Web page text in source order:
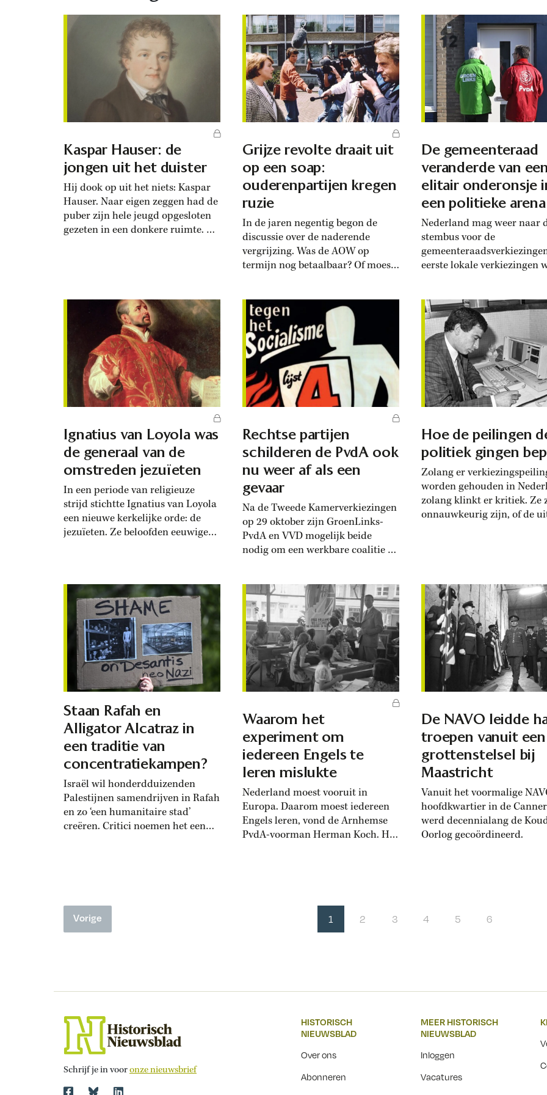
Kaspar Hauser: de
jongen uit het duister
Hij dook op uit het niets: Kaspar
Hauser. Naar eigen zeggen had de
puber zijn hele jeugd opgesloten
gezeten in een donkere ruimte. De
raadsel van zijn tijd, onbekend
zijn geboorte, duister zijn dood’,
Grijze revolte draait uit
op een soap:
ouderenpartijen kregen
ruzie
In de jaren negentig begon de
discussie over de naderende
vergrijzing. Was de AOW op
termijn nog betaalbaar? Of moest
ontstond kwamen twee
ouderenpartijen op – en gingen
weer ten onder. Een wave ging
door het Philips-stadion in
Eindhoven. Maar het voetbal van
PSV gaf daar in...
De gemeenteraad
veranderde van
elitair onderonsje
een politieke arena
Nederland mag weer naar
stembus voor de
eerste lokale verkiezingen
kwamen opdagen. Maar in
loop van de twintigste eeuw
de gemeente steeds
en de stembusstrijd steeds
Voorafgaand aan de lokale
verkiezingen van 1927
communistische
gemeenteraadslid Meijer
Ignatius van Loyola was
de generaal van de
omstreden jezuïeten
In een periode van religieuze
strijd stichtte Ignatius van Loyola
een nieuwe kerkelijke orde: de
jezuïeten. Ze beloofden eeuwige
wereldlijke heersers kregen ze ook
veel macht – en dat riep
weerstand op. Inigo Lopéz van
Loyola las het liefst ridderromans
over strijdbare edelmannen en
aantrekkelijke...
Rechtse partijen
schilderen de PvdA ook
nu weer af als een
gevaar
Na de Tweede Kamerverkiezingen
op 29 oktober zijn GroenLinks-
PvdA en VVD mogelijk beide
nodig om een werkbare coalitie te
voelt voor de linkse ‘radicale
krachten’. Rechtse partijen hebben
links vaker verketterd, maar ze
zijn er dikwijls mee gaan regeren.
CDA-leider Maxime Verhagen
verwees in 2010...
Hoe de peilingen
politiek gingen
Zolang er
worden gehouden in
zolang klinkt er kritiek. Ze
onnauwkeurig zijn, of de
behaalde de PVV de
decennia geregeld meer
de peilingen vooraf hadden
voorspeld. Analisten...
Staan Rafah en
Alligator Alcatraz in
een traditie van
concentratiekampen?
Israël wil honderdduizenden
Palestijnen samendrijven in Rafah
en zo ‘een humanitaire stad’
creëren. Critici noemen het een
concentratiekampen ontstonden
al in de negentiende eeuw. Toen
Waarom het
experiment om
iedereen Engels te
leren mislukte
Nederland moest vooruit in
Europa. Daarom moest iedereen
Engels leren, vond de Arnhemse
PvdA-voorman Herman Koch. Het
morning, children!’ De begroeting
tussen de kinderen van de derde
klas van de openbare lagere
De NAVO leidde
troepen vanuit een
grottenstelsel bij
Maastricht
Vanuit het voormalige
hoofdkwartier in de
werd decennialang de
Oorlog gecoördineerd.
Vorige 1 2 3 4 5 6
Schrijf je in vooronze nieuwsbrief
HISTORISCH
NIEUWSBLAD
Over ons
Abonneren
MEER HISTORISCH
NIEUWSBLAD
Inloggen
Vacatures